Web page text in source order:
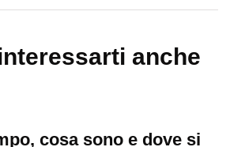
anche
cosa sono e dove si